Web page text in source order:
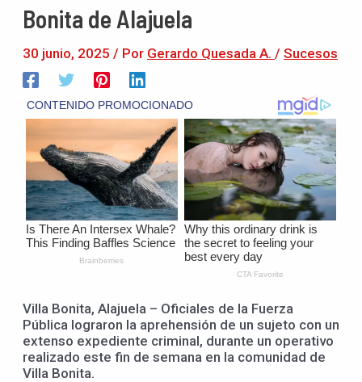
Bonita de Alajuela
30 junio, 2025 / Por Gerardo Quesada A. / Sucesos
Villa Bonita, Alajuela – Oficiales de la Fuerza
Pública lograron la aprehensión de un sujeto con un
extenso expediente criminal, durante un operativo
realizado este fin de semana en la comunidad de
Villa Bonita.